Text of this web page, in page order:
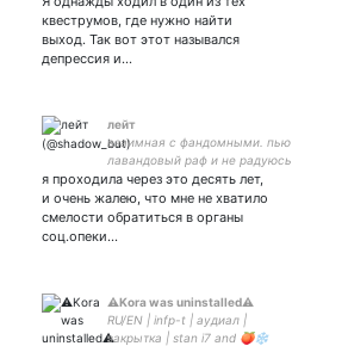
квеструмов, где нужно найти
выход. Так вот этот назывался
депрессия и…
лейт
взаимная с фандомными. пью
лавандовый раф и не радуюсь
жизни; ♏ агрессивная
астрологиня - моё маленькое все
🖤
я проходила через это десять лет,
и очень жалею, что мне не хватило
смелости обратиться в органы
соц.опеки…
⚠Kora was uninstalled⚠
RU/EN | infp-t | аудиал |
закрытка | stan i7 and 🍑❄️